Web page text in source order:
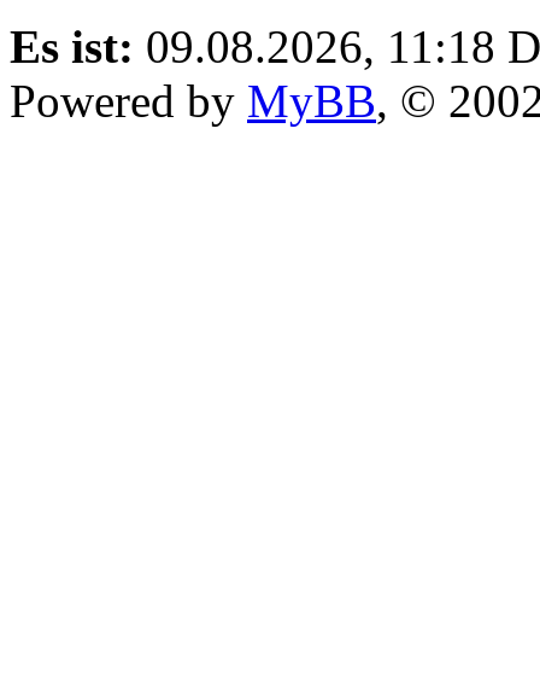
Es ist: 09.08.2026, 11:18
Powered by MyBB, ©